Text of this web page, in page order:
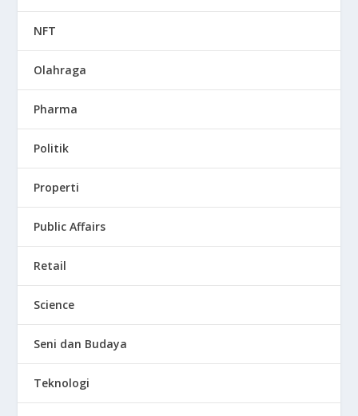
NFT
Olahraga
Pharma
Politik
Properti
Public Affairs
Retail
Science
Seni dan Budaya
Teknologi